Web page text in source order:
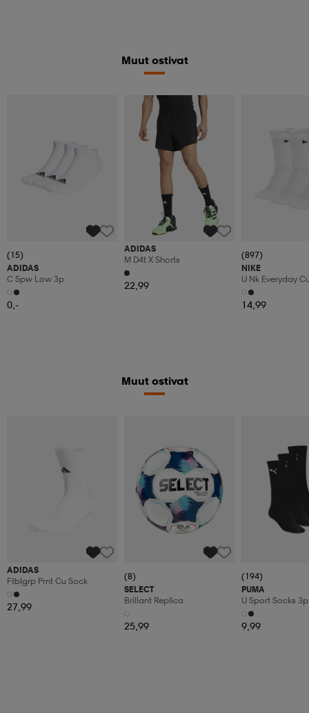
Muut ostivat
(15)
ADIDAS
C Spw Low 3p
0,-
ADIDAS
M D4t X Shorts
22,99
(897)
NIKE
U Nk Everyday
3pr
14,99
Muut ostivat
ADIDAS
Ftblgrp Prnt Cu Sock
27,99
(8)
SELECT
Brillant Replica
25,99
(194)
PUMA
U Sport Socks 3p
9,99